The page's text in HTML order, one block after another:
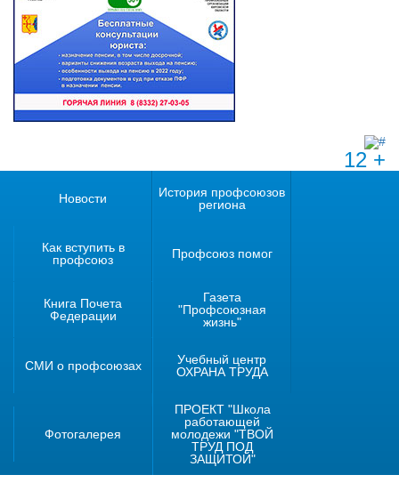
12 +
Новости
История профсоюзов
региона
Как вступить в
профсоюз
Профсоюз помог
Книга Почета
Федерации
Газета
"Профсоюзная
жизнь"
СМИ о профсоюзах
Учебный центр
ОХРАНА ТРУДА
Фотогалерея
ПРОЕКТ "Школа
работающей
молодежи "ТВОЙ
ТРУД ПОД
ЗАЩИТОЙ"